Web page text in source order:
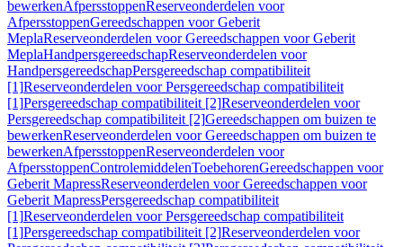
bewerkenAfpersstoppenReserveonderdelen voor
AfpersstoppenGereedschappen voor Geberit
MeplaReserveonderdelen voor Gereedschappen voor Geberit
MeplaHandpersgereedschapReserveonderdelen voor
HandpersgereedschapPersgereedschap compatibiliteit
[1]Reserveonderdelen voor Persgereedschap compatibiliteit
[1]Persgereedschap compatibiliteit [2]Reserveonderdelen voor
Persgereedschap compatibiliteit [2]Gereedschappen om buizen te
bewerkenReserveonderdelen voor Gereedschappen om buizen te
bewerkenAfpersstoppenReserveonderdelen voor
AfpersstoppenControlemiddelenToebehorenGereedschappen voor
Geberit MapressReserveonderdelen voor Gereedschappen voor
Geberit MapressPersgereedschap compatibiliteit
[1]Reserveonderdelen voor Persgereedschap compatibiliteit
[1]Persgereedschap compatibiliteit [2]Reserveonderdelen voor